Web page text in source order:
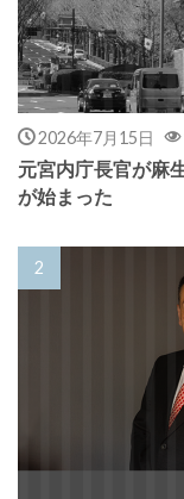
2026年7月15日
元宮内庁長官が麻
が始まった